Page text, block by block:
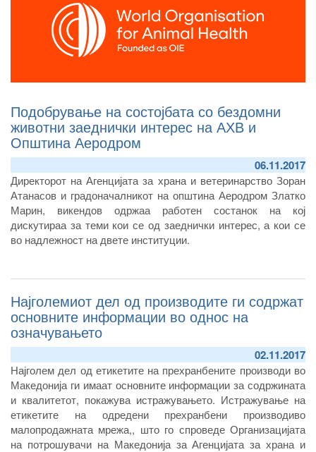
Подобрување на состојбата со бездомни
животни заеднички интерес на АХВ и
Општина Аеродром
06.11.2017
Директорот на Агенцијата за храна и ветеринарство Зоран
Атанасов и градоначалникот на општина Аеродром Златко
Марин, викендов одржаа работен состанок на кој
дискутираа за теми кои се од заеднички интерес, а кои се
во надлежност на двете институции.
Најголемиот дел од производите ги содржат
основните информации во однос на
означувањето
02.11.2017
Најголем дел од етикетите на прехранбените производи во
Македонија ги имаат основните информации за содржината
и квалитетот, покажува истражувањето. Истражување на
етикетите на одредени прехранбени производиво
малопродажната мрежа,, што го спроведе Организацијата
на потрошувачи на Македонија за Агенцијата за храна и